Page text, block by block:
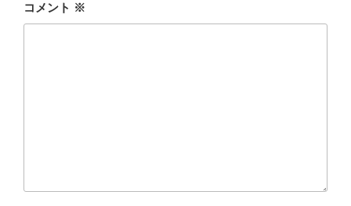
コメント ※